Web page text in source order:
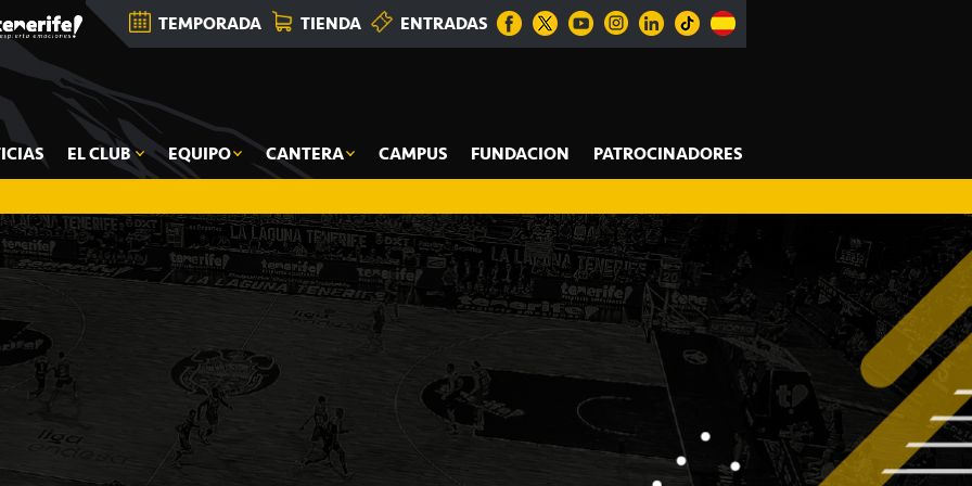
TEMPORADA TIENDA ENTRADAS
EL CLUB EQUIPO CANTERA CAMPUS FUNDACION PATROCINADORES